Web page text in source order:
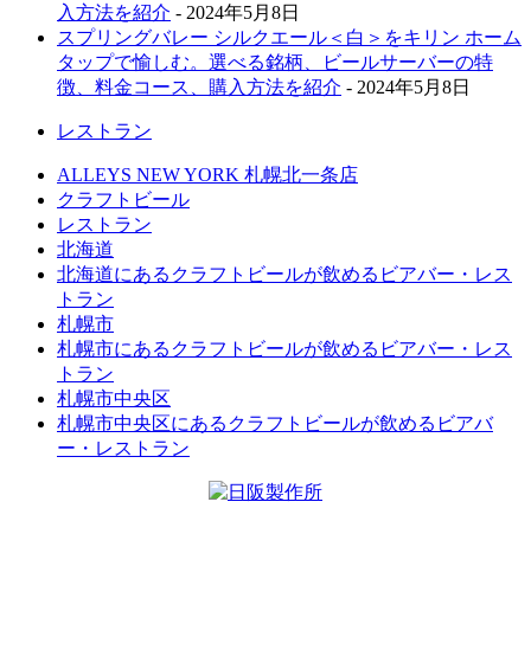
入方法を紹介 - 2024年5月8日
スプリングバレー シルクエール＜白＞をキリン ホーム
タップで愉しむ。選べる銘柄、ビールサーバーの特
徴、料金コース、購入方法を紹介 - 2024年5月8日
レストラン
ALLEYS NEW YORK 札幌北一条店
クラフトビール
レストラン
北海道
北海道にあるクラフトビールが飲めるビアバー・レス
トラン
札幌市
札幌市にあるクラフトビールが飲めるビアバー・レス
トラン
札幌市中央区
札幌市中央区にあるクラフトビールが飲めるビアバ
ー・レストラン